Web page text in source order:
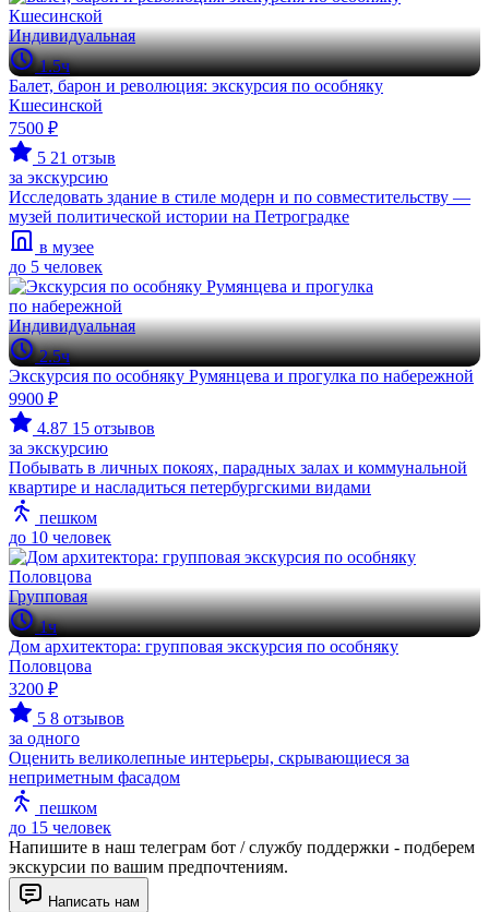
Индивидуальная
1.5ч
Балет, барон и революция: экскурсия по особняку
Кшесинской
7500 ₽
5 21 отзыв
за экскурсию
Исследовать здание в стиле модерн и по совместительству —
музей политической истории на Петроградке
в музее
до 5 человек
Индивидуальная
2.5ч
Экскурсия по особняку Румянцева и прогулка по набережной
9900 ₽
4.87 15 отзывов
за экскурсию
Побывать в личных покоях, парадных залах и коммунальной
квартире и насладиться петербургскими видами
пешком
до 10 человек
Групповая
1ч
Дом архитектора: групповая экскурсия по особняку
Половцова
3200 ₽
5 8 отзывов
за одного
Оценить великолепные интерьеры, скрывающиеся за
неприметным фасадом
пешком
до 15 человек
Напишите в наш телеграм бот / службу поддержки - подберем
экскурсии по вашим предпочтениям.
Написать нам